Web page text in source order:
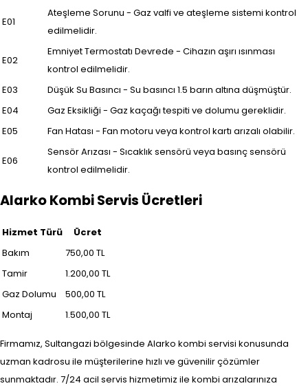
E01
Ateşleme Sorunu - Gaz valfi ve ateşleme sistemi kontrol
edilmelidir.
E02
Emniyet Termostatı Devrede - Cihazın aşırı ısınması
kontrol edilmelidir.
E03
Düşük Su Basıncı - Su basıncı 1.5 barın altına düşmüştür.
E04
Gaz Eksikliği - Gaz kaçağı tespiti ve dolumu gereklidir.
E05
Fan Hatası - Fan motoru veya kontrol kartı arızalı olabilir.
E06
Sensör Arızası - Sıcaklık sensörü veya basınç sensörü
kontrol edilmelidir.
Alarko Kombi Servis Ücretleri
Hizmet Türü
Ücret
Bakım
750,00 TL
Tamir
1.200,00 TL
Gaz Dolumu
500,00 TL
Montaj
1.500,00 TL
Firmamız, Sultangazi bölgesinde Alarko kombi servisi konusunda
uzman kadrosu ile müşterilerine hızlı ve güvenilir çözümler
sunmaktadır. 7/24 acil servis hizmetimiz ile kombi arızalarınıza